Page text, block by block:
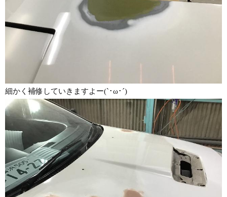
細かく補修していきますよー(`･ω･´)